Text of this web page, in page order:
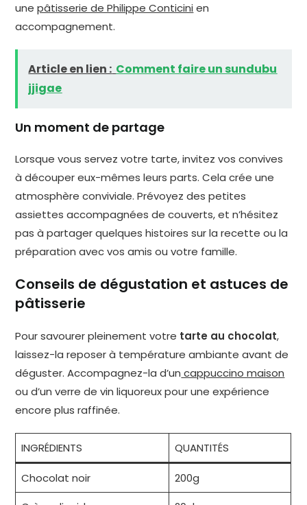
unepâtisserie de Philippe Conticini en
accompagnement.
Article en lien : Comment faire un sundubu
jjigae
Un moment de partage
Lorsque vous servez votre tarte, invitez vos convives
à découper eux-mêmes leurs parts. Cela crée une
atmosphère conviviale. Prévoyez des petites
assiettes accompagnées de couverts, et n’hésitez
pas à partager quelques histoires sur la recette ou la
préparation avec vos amis ou votre famille.
Conseils de dégustation et astuces de
pâtisserie
Pour savourer pleinement votre tarte au chocolat,
laissez-la reposer à température ambiante avant de
déguster. Accompagnez-la d’un cappuccino maison
ou d’un verre de vin liquoreux pour une expérience
encore plus raffinée.
INGRÉDIENTS QUANTITÉS
Chocolat noir
200g